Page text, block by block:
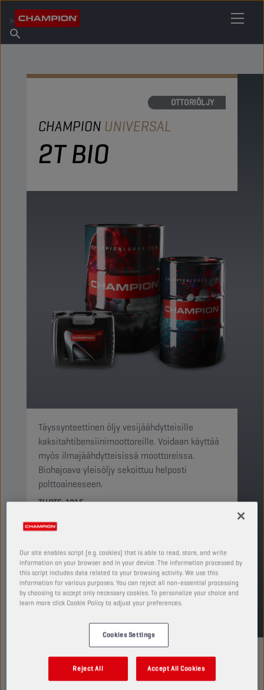
Tietoa Championista
Etsi myyntipiste
MOOTTORIÖLJY
CHAMPION UNIVERSAL
2T BIO
Täyssynteettinen öljy vesijäähdytteisille
kaksitahtibensiinimoottoreille. Voidaan käyttää
myös ilmajäähdytteisissä moottoreissa.
Biohajoava yleisöljy sekoittuu helposti
polttoaineeseen.
TUOTE: 1915
Katso saatavilla olevat koot ja pakkaukset
ETSI MYYNTIPISTE
TDS MSDS
Our site enables script (e.g. cookies) that is able to read, store, and write
information on your browser and in your device. The information processed by
this script includes data related to your browsing activity. We use this
information for various purposes. You can reject all non-essential processing
by choosing to accept only necessary cookies. To personalize your choice and
learn more click Cookie Policy to adjust your preferences.
Cookies Settings
Reject All Accept All Cookies